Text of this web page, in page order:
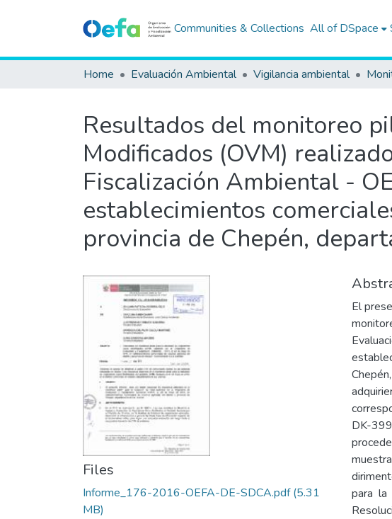
Communities & Collections All of DSpace
Home Evaluación Ambiental Vigilancia ambiental
Resultados del monitoreo
Modificados (OVM)
Fiscalización Ambiental -
establecimientos
provincia de Chepén,
Files
Informe_176-2016-OEFA-DE-SDCA.pdf(5.31
MB)
El
DK-
para la